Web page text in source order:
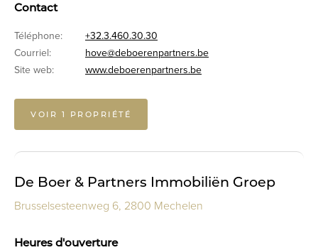
Contact
Téléphone:
+32.3.460.30.30
Courriel:
hove@deboerenpartners.be
Site web:
www.deboerenpartners.be
VOIR 1 PROPRIÉTÉ
De Boer & Partners Immobiliën Groep
Brusselsesteenweg 6, 2800 Mechelen
Heures d'ouverture